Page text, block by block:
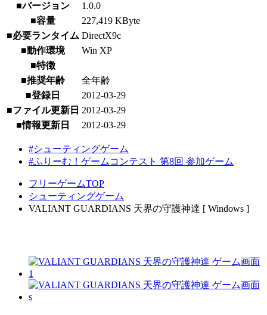
■バージョン
1.0.0
■容量
227,419 KByte
■必要ランタイム DirectX9c
■動作環境
Win XP
■特徴
■推奨年齢
全年齢
■登録日
2012-03-29
■ファイル更新日 2012-03-29
■情報更新日
2012-03-29
#シューティングゲーム
#ふりーむ！ゲームコンテスト 第8回 参加ゲーム
フリーゲームTOP
シューティングゲーム
VALIANT GUARDIANS 天界の守護神達 [ Windows ]